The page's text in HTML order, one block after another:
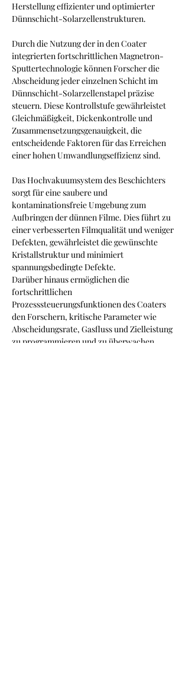
Herstellung effizienter und optimierter
Dünnschicht-Solarzellenstrukturen.
Durch die Nutzung der in den Coater
integrierten fortschrittlichen Magnetron-
Sputtertechnologie können Forscher die
Abscheidung jeder einzelnen Schicht im
Dünnschicht-Solarzellenstapel präzise
steuern. Diese Kontrollstufe gewährleistet
Gleichmäßigkeit, Dickenkontrolle und
Zusammensetzungsgenauigkeit, die
entscheidende Faktoren für das Erreichen
einer hohen Umwandlungseffizienz sind.
Das Hochvakuumsystem des Beschichters
sorgt für eine saubere und
kontaminationsfreie Umgebung zum
Aufbringen der dünnen Filme. Dies führt zu
einer verbesserten Filmqualität und weniger
Defekten, gewährleistet die gewünschte
Kristallstruktur und minimiert
spannungsbedingte Defekte.
Darüber hinaus ermöglichen die
fortschrittlichen
Prozesssteuerungsfunktionen des Coaters
den Forschern, kritische Parameter wie
Abscheidungsrate, Gasfluss und Zielleistung
zu programmieren und zu überwachen.